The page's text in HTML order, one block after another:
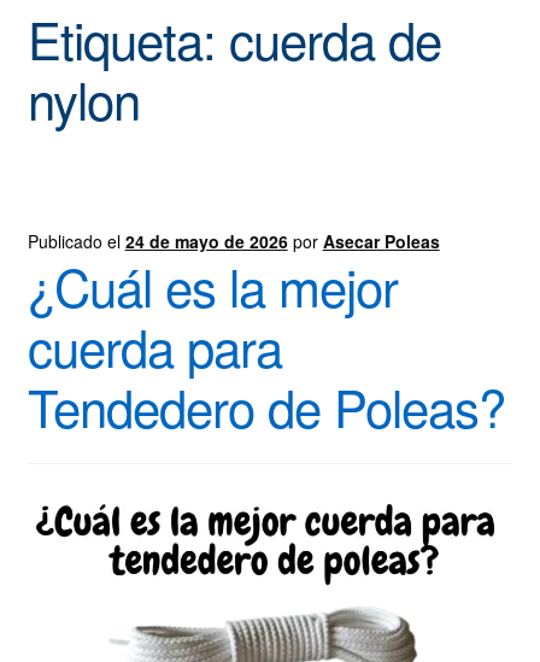
Blog
Finalizar compra
Etiqueta: cuerda de
nylon
Publicado el 24 de mayo de 2026 por Asecar Poleas
¿Cuál es la mejor
cuerda para
Tendedero de Poleas?